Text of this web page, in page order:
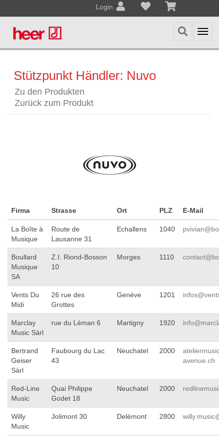
Login
Stützpunkt Händler: Nuvo
Zu den Produkten
Zurück zum Produkt
Firma Strasse Ort PLZ E-Mail
La Boîte à
Musique
Route de
Lausanne 31
Echallens 1040
Boullard
Musique
SA
Z.I. Riond-Bosson
10
Morges 1110
Vents Du
Midi
26 rue des
Grottes
Genève 1201
Marclay
Music Sàrl
rue du Léman 6 Martigny 1920
Bertrand
Geiser
Sàrl
Faubourg du Lac
43
Neuchatel 2000
avenue.ch
Red-Line
Music
Quai Philippe
Godet 18
Neuchatel 2000
Willy
Music
Jolimont 30 Delémont 2800